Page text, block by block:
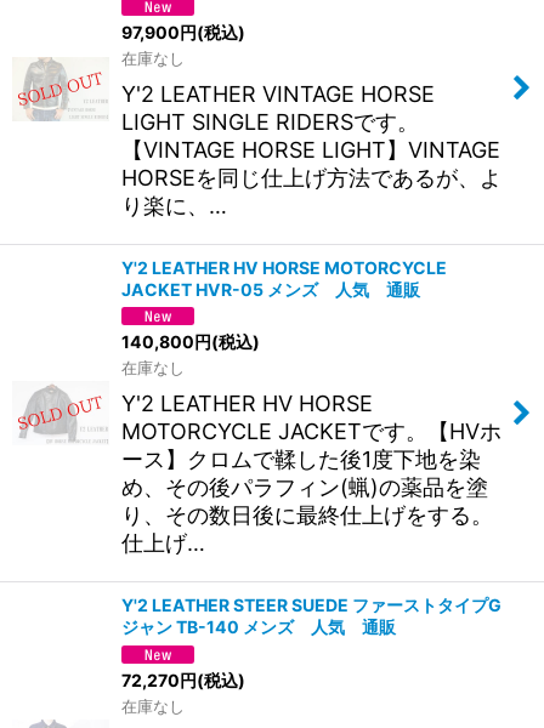
97,900円(税込)
在庫なし
Y'2 LEATHER VINTAGE HORSE
LIGHT SINGLE RIDERSです。
【VINTAGE HORSE LIGHT】VINTAGE
HORSEを同じ仕上げ方法であるが、よ
り楽に、…
Y'2 LEATHER HV HORSE MOTORCYCLE
JACKET HVR-05 メンズ 人気 通販
140,800円(税込)
在庫なし
Y'2 LEATHER HV HORSE
MOTORCYCLE JACKETです。【HVホ
ース】クロムで鞣した後1度下地を染
め、その後パラフィン(蝋)の薬品を塗
り、その数日後に最終仕上げをする。
仕上げ…
Y'2 LEATHER STEER SUEDE ファーストタイプG
ジャン TB-140 メンズ 人気 通販
72,270円(税込)
在庫なし